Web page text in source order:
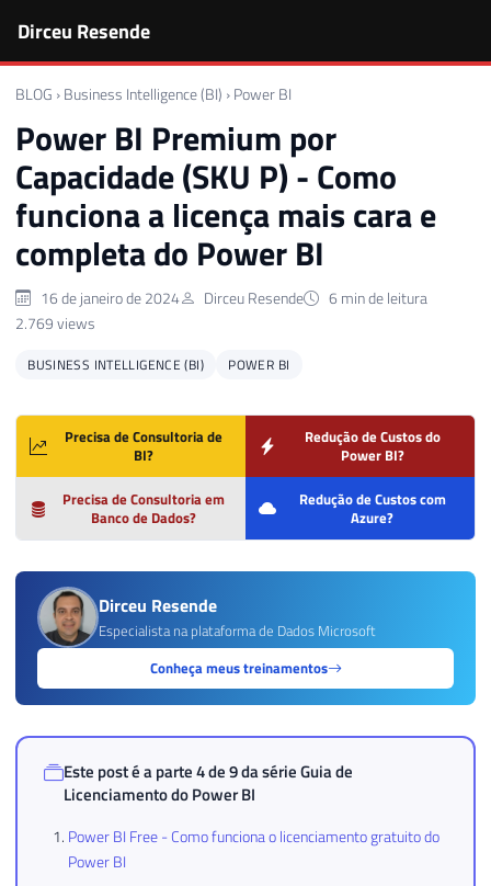
Dirceu Resende
BLOG › Business Intelligence (BI) › Power BI
Power BI Premium por
Capacidade (SKU P) - Como
funciona a licença mais cara e
completa do Power BI
16 de janeiro de 2024 Dirceu Resende
6 min de leitura
2.769 views
BUSINESS INTELLIGENCE (BI) POWER BI
Precisa de Consultoria de
BI?
Redução de Custos do
Power BI?
Precisa de Consultoria em
Banco de Dados?
Redução de Custos com
Azure?
Dirceu Resende
Especialista na plataforma de Dados Microsoft
Conheça meus treinamentos
Este post é a parte 4 de 9 da sérieGuia de
Licenciamento do Power BI
Power BI Free - Como funciona o licenciamento gratuito do
Power BI